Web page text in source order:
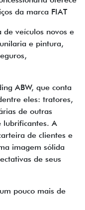
da marca FIAT
de veículos novos e
e pintura,
ABW, que conta
eles: tratores,
de outras
lubrificantes. A
de clientes e
imagem sólida
de seus
pouco mais de